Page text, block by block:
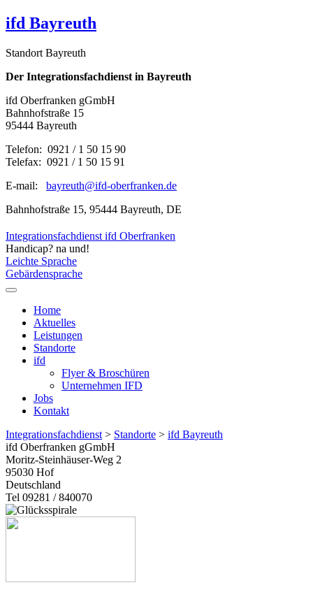
ifd Bayreuth
Standort Bayreuth
Der Integrationsfachdienst in Bayreuth
ifd Oberfranken gGmbH
Bahnhofstraße 15
95444 Bayreuth
Telefon: 0921 / 1 50 15 90
Telefax: 0921 / 1 50 15 91
E-mail: bayreuth@ifd-oberfranken.de
Bahnhofstraße 15, 95444 Bayreuth, DE
Integrationsfachdienst ifd Oberfranken
Handicap? na und!
Leichte Sprache
Gebärdensprache
Home
Aktuelles
Leistungen
Standorte
ifd
Flyer & Broschüren
Unternehmen IFD
Jobs
Kontakt
Integrationsfachdienst > Standorte > ifd Bayreuth
ifd Oberfranken gGmbH
Moritz-Steinhäuser-Weg 2
95030 Hof
Deutschland
Tel 09281 / 840070